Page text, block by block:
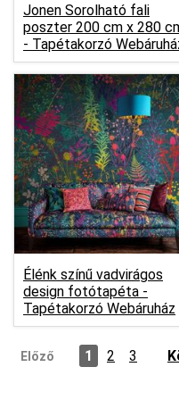
Jonen Sorolható fali
poszter 200 cm x 280
- Tapétakorzó
Élénk színű vadvirágos
design fotótapéta -
Tapétakorzó Webáruház
Előző 1 2 3